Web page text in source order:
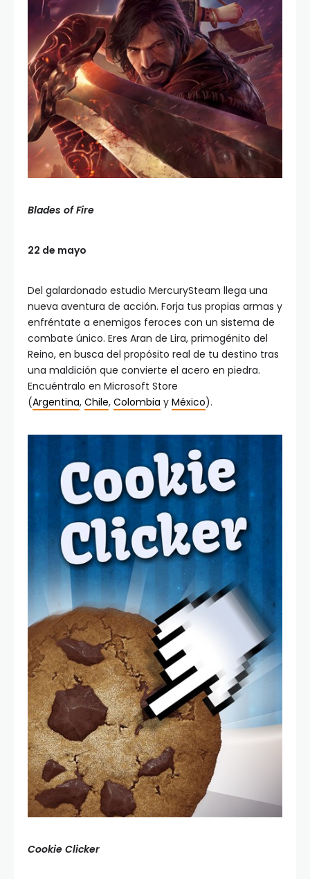
Blades of Fire
22 de mayo
Del galardonado estudio MercurySteam llega una
nueva aventura de acción. Forja tus propias armas y
enfréntate a enemigos feroces con un sistema de
combate único. Eres Aran de Lira, primogénito del
Reino, en busca del propósito real de tu destino tras
una maldición que convierte el acero en piedra.
Encuéntralo en Microsoft Store
(Argentina, Chile, Colombia y México).
Cookie Clicker